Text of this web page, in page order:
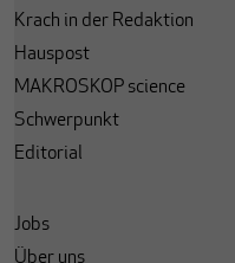
Krach in der Redaktion
Hauspost
MAKROSKOP science
Schwerpunkt
Editorial
Jobs
Über uns